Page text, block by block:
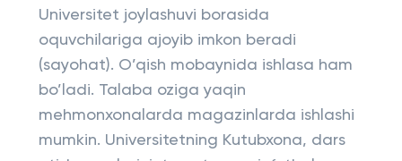
Universitet joylashuvi borasida
oquvchilariga ajoyib imkon beradi
(sayohat). O’qish mobaynida ishlasa ham
bo’ladi. Talaba oziga yaqin
mehmonxonalarda magazinlarda ishlashi
mumkin. Universitetning Kutubxona, dars